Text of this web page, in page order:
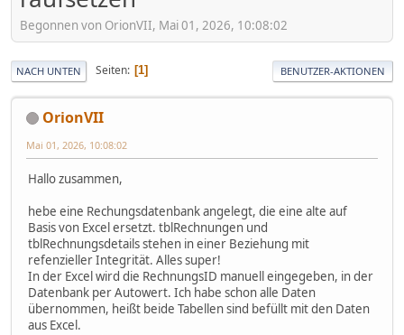
Begonnen von OrionVII, Mai 01, 2026, 10:08:02
NACH UNTEN Seiten 1 BENUTZER-AKTIONEN
OrionVII
Mai 01, 2026, 10:08:02
Hallo zusammen,
hebe eine Rechungsdatenbank angelegt, die eine alte auf
Basis von Excel ersetzt. tblRechnungen und
tblRechnungsdetails stehen in einer Beziehung mit
refenzieller Integrität. Alles super!
In der Excel wird die RechnungsID manuell eingegeben, in der
Datenbank per Autowert. Ich habe schon alle Daten
übernommen, heißt beide Tabellen sind befüllt mit den Daten
aus Excel.